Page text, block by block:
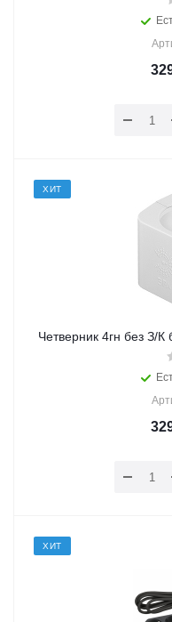
ХИТ
Четверник 4гн без З/
ХИТ